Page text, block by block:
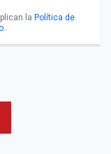
la Política de
.